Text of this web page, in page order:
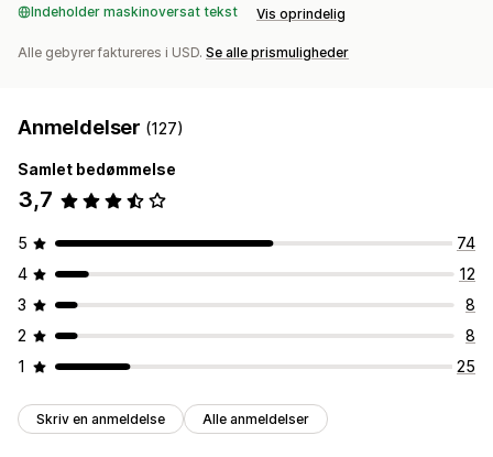
Indeholder maskinoversat tekst Vis oprindelig
Alle gebyrer faktureres i USD. Se alle prismuligheder
Anmeldelser (127)
Samlet bedømmelse
3,7
5
74
4
12
3
8
2
8
1
25
Skriv en anmeldelse Alle anmeldelser